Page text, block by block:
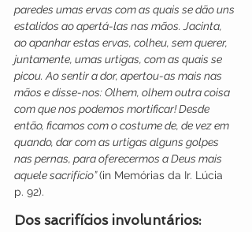
paredes umas ervas com as quais se dão uns
estalidos ao apertá-las nas mãos. Jacinta,
ao apanhar estas ervas, colheu, sem querer,
juntamente, umas urtigas, com as quais se
picou. Ao sentir a dor, apertou-as mais nas
mãos e disse-nos: Olhem, olhem outra coisa
com que nos podemos mortificar! Desde
então, ficamos com o costume de, de vez em
quando, dar com as urtigas alguns golpes
nas pernas, para oferecermos a Deus mais
aquele sacrifício” (in Memórias da Ir. Lúcia
p. 92).
Dos sacrifícios involuntários: